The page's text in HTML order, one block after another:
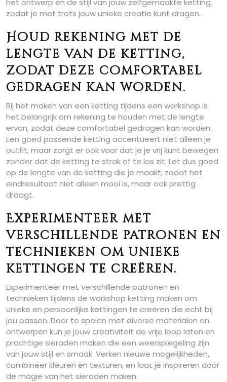
het ontwerp en de stijl van jouw zelfgemaakte ketting,
zodat je met trots jouw unieke creatie kunt dragen.
Houd rekening met de
lengte van de ketting,
zodat deze comfortabel
gedragen kan worden.
Bij het maken van een ketting tijdens een workshop is
het belangrijk om rekening te houden met de lengte
ervan, zodat deze comfortabel gedragen kan worden.
Een goed passende ketting accentueert niet alleen je
outfit, maar zorgt er ook voor dat je je vrij kunt bewegen
zonder dat de ketting te strak of te los zit. Let dus goed
op de lengte van de ketting die je maakt, zodat het
eindresultaat niet alleen mooi is, maar ook prettig
draagt.
Experimenteer met
verschillende patronen en
technieken om unieke
kettingen te creëren.
Experimenteer met verschillende patronen en
technieken tijdens de workshop ketting maken om
unieke en persoonlijke kettingen te creëren die echt bij
jou passen. Door te spelen met diverse materialen en
ontwerpen kun je jouw creativiteit de vrije loop laten en
prachtige sieraden maken die een weerspiegeling zijn
van jouw stijl en smaak. Verken nieuwe mogelijkheden,
combineer kleuren en texturen, en laat je inspireren door
de magie van het sieraden maken.